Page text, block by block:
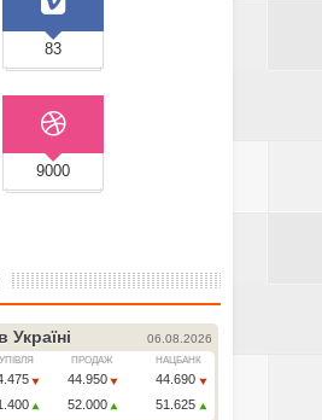
83
9000